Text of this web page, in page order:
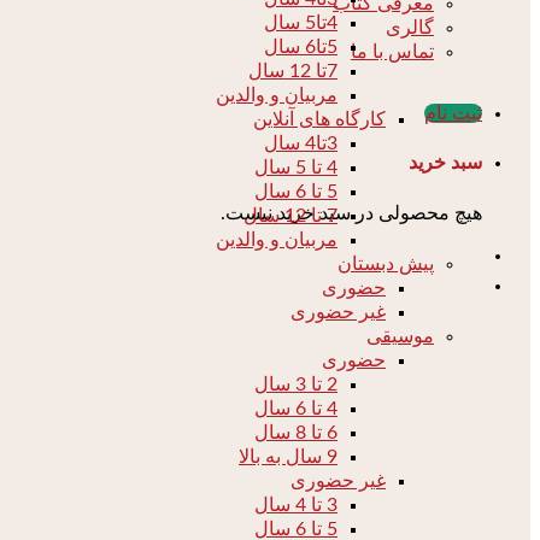
گالری
تماس با ما
ثبت نام
سبد خرید
هیچ محصولی در سبد خرید نیست.
4تا5 سال
5تا6 سال
7تا 12 سال
مربیان و والدین
کارگاه های آنلاین
3تا4 سال
4 تا 5 سال
5 تا 6 سال
7 تا 12 سال
مربیان و والدین
پیش دبستان
حضوری
غیر حضوری
موسیقی
حضوری
2 تا 3 سال
4 تا 6 سال
6 تا 8 سال
9 سال به بالا
غیر حضوری
3 تا 4 سال
5 تا 6 سال